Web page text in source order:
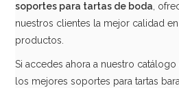
soportes para tartas de boda,
nuestros clientes la mejor calidad
productos.
Si accedes ahora a nuestro
los mejores soportes para tartas